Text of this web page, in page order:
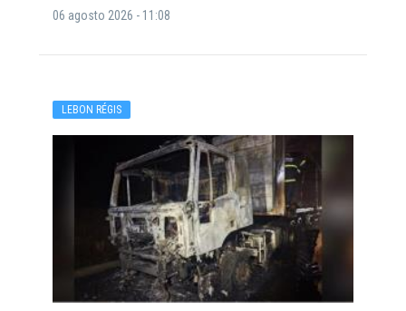
06 agosto 2026 - 11:08
LEBON RÉGIS